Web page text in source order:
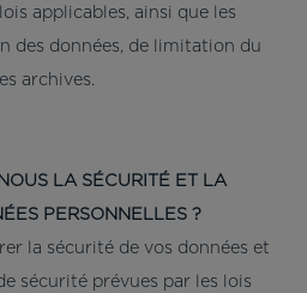
applicables, ainsi que les
des données, de limitation du
archives.
LA SÉCURITÉ ET LA
PERSONNELLES ?
la sécurité de vos données et
sécurité prévues par les lois